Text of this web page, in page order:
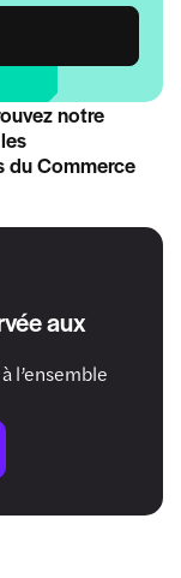
notre
du Commerce
aux
l’ensemble